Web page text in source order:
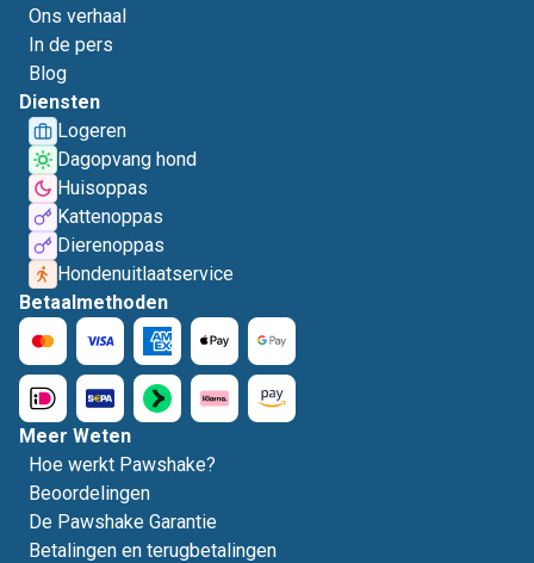
Ons verhaal
In de pers
Blog
Diensten
Logeren
Dagopvang hond
Huisoppas
Kattenoppas
Dierenoppas
Hondenuitlaatservice
Betaalmethoden
Meer Weten
Hoe werkt Pawshake?
Beoordelingen
De Pawshake Garantie
Betalingen en terugbetalingen